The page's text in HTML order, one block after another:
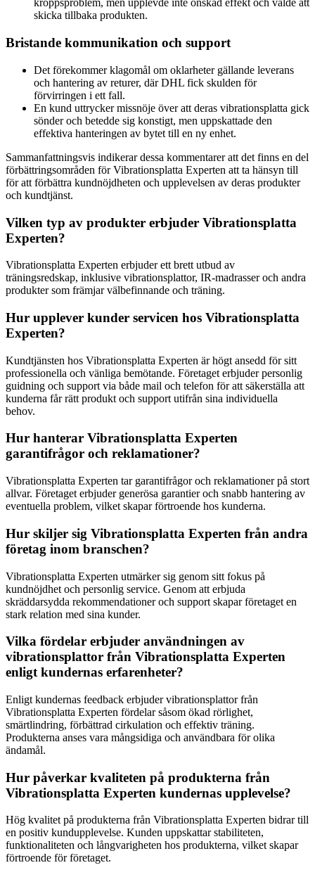
kroppsproblem, men upplevde inte önskad effekt och valde att
skicka tillbaka produkten.
Bristande kommunikation och support
Det förekommer klagomål om oklarheter gällande leverans
och hantering av returer, där DHL fick skulden för
förvirringen i ett fall.
En kund uttrycker missnöje över att deras vibrationsplatta gick
sönder och betedde sig konstigt, men uppskattade den
effektiva hanteringen av bytet till en ny enhet.
Sammanfattningsvis indikerar dessa kommentarer att det finns en del
förbättringsområden för Vibrationsplatta Experten att ta hänsyn till
för att förbättra kundnöjdheten och upplevelsen av deras produkter
och kundtjänst.
Vilken typ av produkter erbjuder Vibrationsplatta
Experten?
Vibrationsplatta Experten erbjuder ett brett utbud av
träningsredskap, inklusive vibrationsplattor, IR-madrasser och andra
produkter som främjar välbefinnande och träning.
Hur upplever kunder servicen hos Vibrationsplatta
Experten?
Kundtjänsten hos Vibrationsplatta Experten är högt ansedd för sitt
professionella och vänliga bemötande. Företaget erbjuder personlig
guidning och support via både mail och telefon för att säkerställa att
kunderna får rätt produkt och support utifrån sina individuella
behov.
Hur hanterar Vibrationsplatta Experten
garantifrågor och reklamationer?
Vibrationsplatta Experten tar garantifrågor och reklamationer på stort
allvar. Företaget erbjuder generösa garantier och snabb hantering av
eventuella problem, vilket skapar förtroende hos kunderna.
Hur skiljer sig Vibrationsplatta Experten från andra
företag inom branschen?
Vibrationsplatta Experten utmärker sig genom sitt fokus på
kundnöjdhet och personlig service. Genom att erbjuda
skräddarsydda rekommendationer och support skapar företaget en
stark relation med sina kunder.
Vilka fördelar erbjuder användningen av
vibrationsplattor från Vibrationsplatta Experten
enligt kundernas erfarenheter?
Enligt kundernas feedback erbjuder vibrationsplattor från
Vibrationsplatta Experten fördelar såsom ökad rörlighet,
smärtlindring, förbättrad cirkulation och effektiv träning.
Produkterna anses vara mångsidiga och användbara för olika
ändamål.
Hur påverkar kvaliteten på produkterna från
Vibrationsplatta Experten kundernas upplevelse?
Hög kvalitet på produkterna från Vibrationsplatta Experten bidrar till
en positiv kundupplevelse. Kunden uppskattar stabiliteten,
funktionaliteten och långvarigheten hos produkterna, vilket skapar
förtroende för företaget.